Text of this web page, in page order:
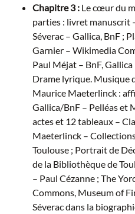
Chapitre 3 : Le cœur du
parties : livret manuscrit
Séverac – Gallica, BnF ;
Garnier – Wikimedia
Paul Méjat – BnF,
Drame lyrique. Musique
Maurice Maeterlinck :
Gallica/BnF – Pelléas et
actes et 12 tableaux –
Maeterlinck –
Toulouse ; Portrait de
de la Bibliothèque de
– Paul Cézanne ; The
Commons, Museum of
Séverac dans la